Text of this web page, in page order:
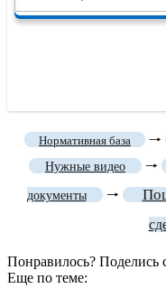
Нормативная база 🠒
Нужные видео 🠒
документы 🠒
Понравилось? Поделись
Еще по теме: